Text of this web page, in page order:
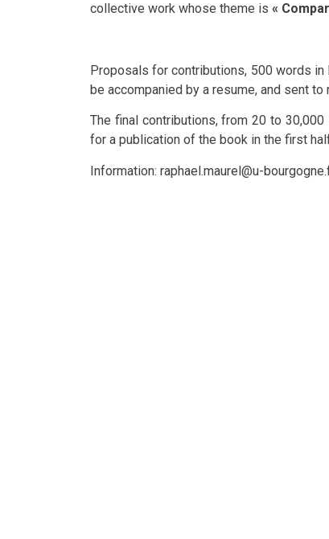
collective work whose theme is «
Proposals for contributions, 500 words in
be accompanied by a resume, and sent to
The final contributions, from 20 to
for a publication of the book in the first
Information: raphael.maurel@u-